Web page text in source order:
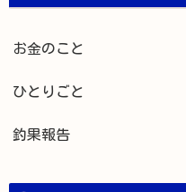
お金のこと
ひとりごと
釣果報告